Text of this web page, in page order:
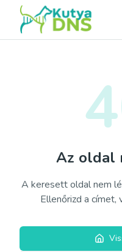
Az oldal
A keresett oldal nem
Ellenőrizd a címet,